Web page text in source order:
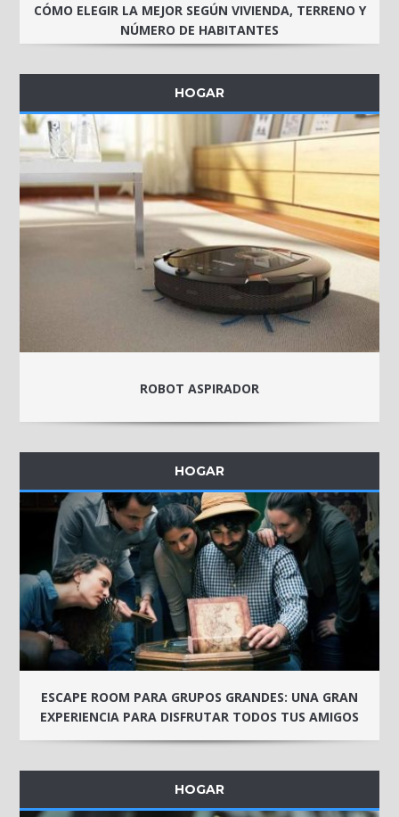
CÓMO ELEGIR LA MEJOR SEGÚN VIVIENDA, TERRENO Y
NÚMERO DE HABITANTES
HOGAR
ROBOT ASPIRADOR
HOGAR
ESCAPE ROOM PARA GRUPOS GRANDES: UNA GRAN
EXPERIENCIA PARA DISFRUTAR TODOS TUS AMIGOS
HOGAR